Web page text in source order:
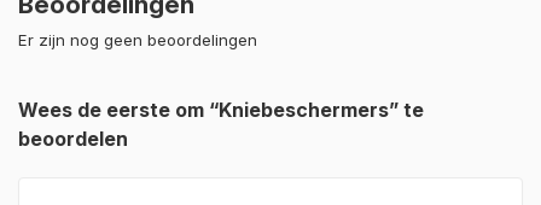
Er zijn nog geen beoordelingen
Wees de eerste om “Kniebeschermers” te
beoordelen